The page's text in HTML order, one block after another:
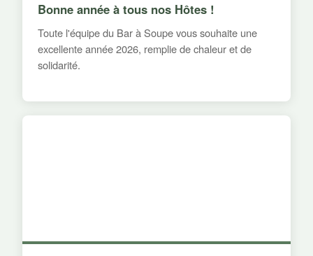
Bonne année à tous nos Hôtes !
Toute l'équipe du Bar à Soupe vous souhaite une
excellente année 2026, remplie de chaleur et de
solidarité.